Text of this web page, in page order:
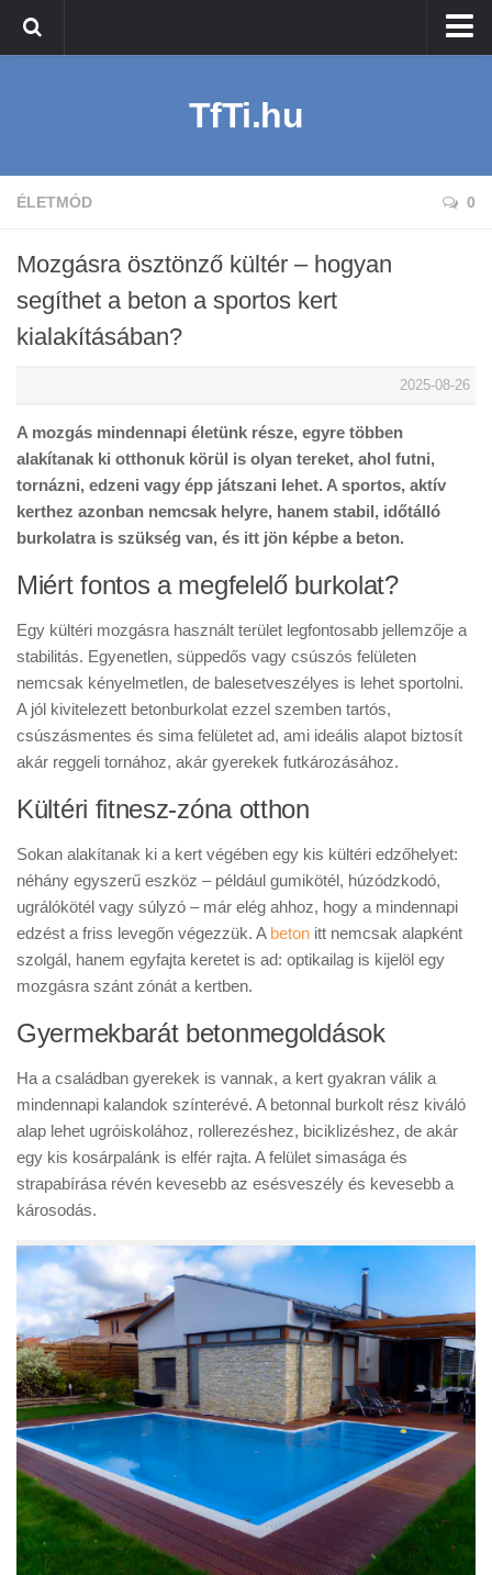
Wellness
TfTi.hu
ÉLETMÓD 0
Mozgásra ösztönző kültér – hogyan
segíthet a beton a sportos kert
kialakításában?
2025-08-26
A mozgás mindennapi életünk része, egyre többen
alakítanak ki otthonuk körül is olyan tereket, ahol futni,
tornázni, edzeni vagy épp játszani lehet. A sportos, aktív
kerthez azonban nemcsak helyre, hanem stabil, időtálló
burkolatra is szükség van, és itt jön képbe a beton.
Miért fontos a megfelelő burkolat?
Egy kültéri mozgásra használt terület legfontosabb jellemzője a
stabilitás. Egyenetlen, süppedős vagy csúszós felületen
nemcsak kényelmetlen, de balesetveszélyes is lehet sportolni.
A jól kivitelezett betonburkolat ezzel szemben tartós,
csúszásmentes és sima felületet ad, ami ideális alapot biztosít
akár reggeli tornához, akár gyerekek futkározásához.
Kültéri fitnesz-zóna otthon
Sokan alakítanak ki a kert végében egy kis kültéri edzőhelyet:
néhány egyszerű eszköz – például gumikötél, húzódzkodó,
ugrálókötél vagy súlyzó – már elég ahhoz, hogy a mindennapi
edzést a friss levegőn végezzük. A beton itt nemcsak alapként
szolgál, hanem egyfajta keretet is ad: optikailag is kijelöl egy
mozgásra szánt zónát a kertben.
Gyermekbarát betonmegoldások
Ha a családban gyerekek is vannak, a kert gyakran válik a
mindennapi kalandok színterévé. A betonnal burkolt rész kiváló
alap lehet ugróiskolához, rollerezéshez, biciklizéshez, de akár
egy kis kosárpalánk is elfér rajta. A felület simasága és
strapabírása révén kevesebb az esésveszély és kevesebb a
károsodás.